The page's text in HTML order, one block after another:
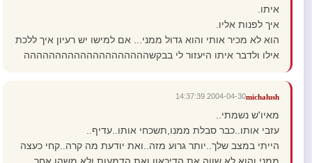
איתו.
איך לפנות אליו.
הוא לא מכיר אותי והוא גדול ממני... אם למישו יש רעיון איך ללכת
אילו ולדבר איתו היעזור לי בבקשהההההההההההההההההההה
michalush
2004-04-30 14:37:39
מאיו'ש נשמתי..
עזבי אותו..כבר סבלת ממנו,תשכחי אותו..עדיף..
הייתי במצב שלך..יותר גרוע מזה..ואת יודעת מה קרה..קחי כעצה